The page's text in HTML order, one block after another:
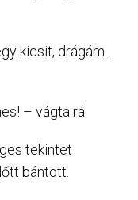
kicsit, drágám…
– vágta rá.
tekintet
bántott.